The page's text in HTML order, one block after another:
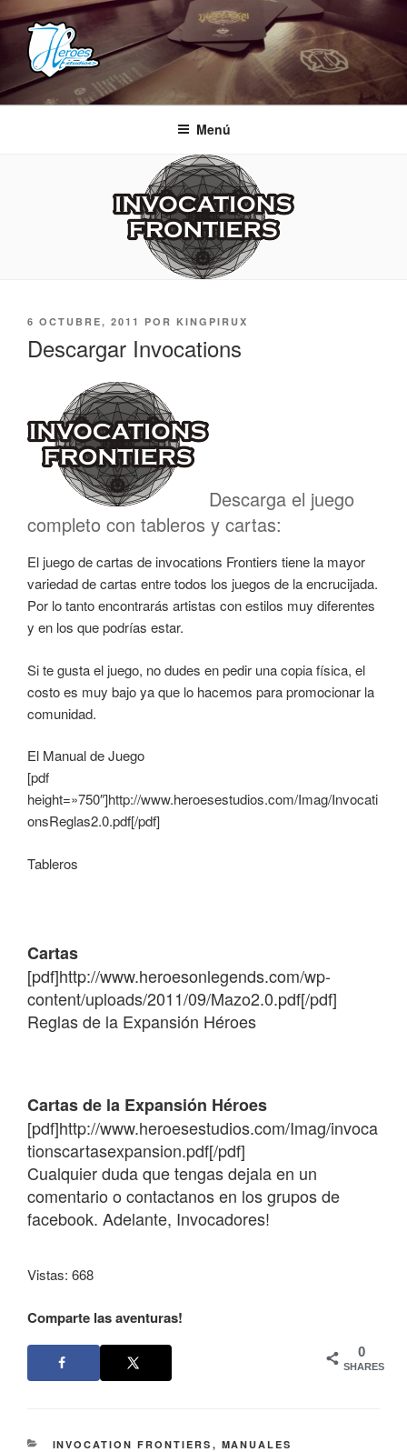
Saltar
al
contenido
HEROES ESTUDIOS
– Comunidad Creativa –
Menú
PUBLICADO
6 OCTUBRE, 2011 POR KINGPIRUX
Descargar Invocations
Descarga el juego
completo con tableros y cartas:
El juego de cartas de invocations Frontiers tiene la mayor
variedad de cartas entre todos los juegos de la encrucijada.
Por lo tanto encontrarás artistas con estilos muy diferentes
y en los que podrías estar.
Si te gusta el juego, no dudes en pedir una copia física, el
costo es muy bajo ya que lo hacemos para promocionar la
comunidad.
El Manual de Juego
[pdf
height=»750″]http://www.heroesestudios.com/Imag/Invocati
onsReglas2.0.pdf[/pdf]
Tableros
Cartas
[pdf]http://www.heroesonlegends.com/wp-
content/uploads/2011/09/Mazo2.0.pdf[/pdf]
Reglas de la Expansión Héroes
Cartas de la Expansión Héroes
[pdf]http://www.heroesestudios.com/Imag/invoca
tionscartasexpansion.pdf[/pdf]
Cualquier duda que tengas dejala en un
comentario o contactanos en los grupos de
facebook. Adelante, Invocadores!
Vistas: 668
Comparte las aventuras!
0
SHARES
CATEGORÍAS
INVOCATION FRONTIERS , MANUALES